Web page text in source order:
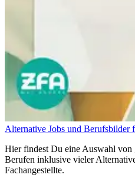
Alternative Jobs und Berufsbilder
Hier findest Du eine Auswahl von
Berufen inklusive vieler
Fachangestellte.